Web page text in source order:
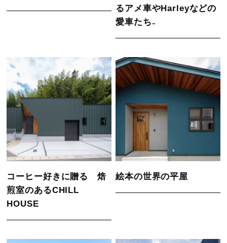
るアメ車やHarleyなどの
愛車たち₋
コーヒー好きに贈る 焙
煎室のあるCHILL
HOUSE
絵本の世界の平屋